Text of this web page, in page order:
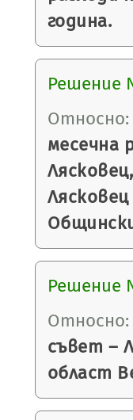
година.
Решение
Относно:
месечна
Решение
Относно:
съвет –
област